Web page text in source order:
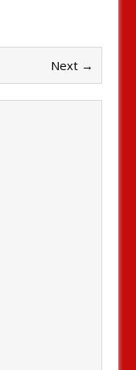
Next →